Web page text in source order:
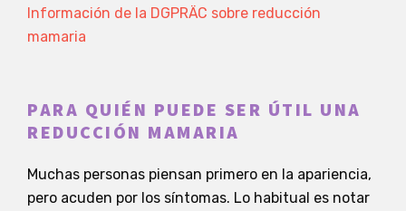
Información de la DGPRÄC sobre reducción
mamaria
PARA QUIÉN PUEDE SER ÚTIL UNA
REDUCCIÓN MAMARIA
Muchas personas piensan primero en la apariencia,
pero acuden por los síntomas. Lo habitual es notar